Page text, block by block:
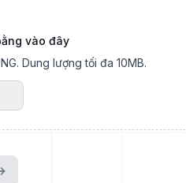
vào đây
Dung lượng tối đa 10MB.